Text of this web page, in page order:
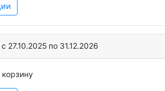
27.10.2025 по 31.12.2026